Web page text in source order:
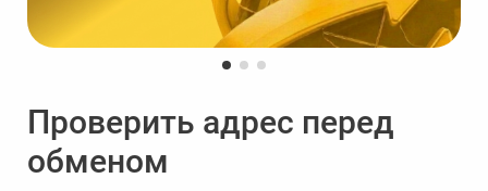
Проверить адрес перед
обменом